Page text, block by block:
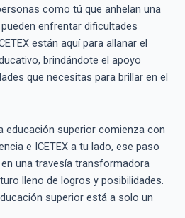
como tú que anhelan una
enfrentar dificultades
están aquí para allanar el
brindándote el apoyo
que necesitas para brillar en el
educación superior comienza con
e ICETEX a tu lado, ese paso
una travesía transformadora
lleno de logros y posibilidades.
superior está a solo un